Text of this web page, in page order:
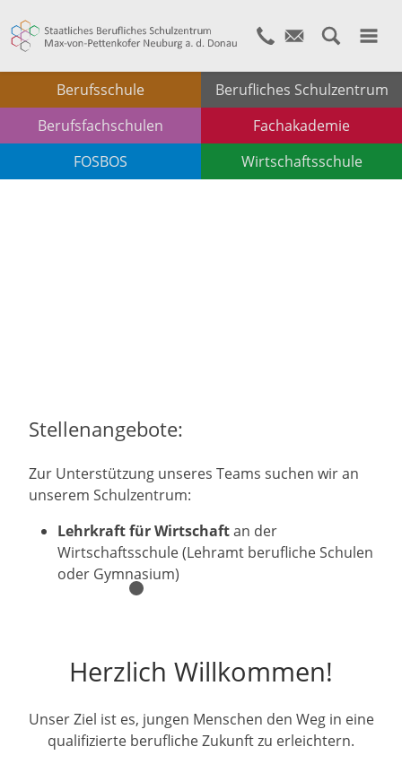
Berufsschule
Berufliches Schulzentrum
Berufsfachschulen
Fachakademie
FOSBOS
Wirtschaftsschule
Stellenangebote:
Zur Unterstützung unseres Teams suchen wir an
unserem Schulzentrum:
Lehrkraft für Wirtschaftan der
Wirtschaftsschule (Lehramt berufliche Schulen
oder Gymnasium)
Herzlich Willkommen!
Unser Ziel ist es, jungen Menschen den Weg in eine
qualifizierte berufliche Zukunft zu erleichtern.